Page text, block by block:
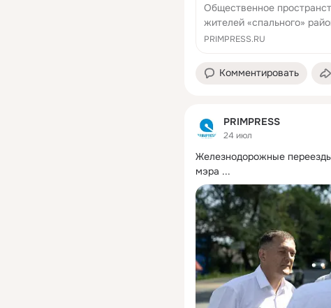
Общественное
жителей «спального»
PRIMPRESS.RU
Комментировать
PRIMPRESS
24 июл
Железнодорожные
мэра ...